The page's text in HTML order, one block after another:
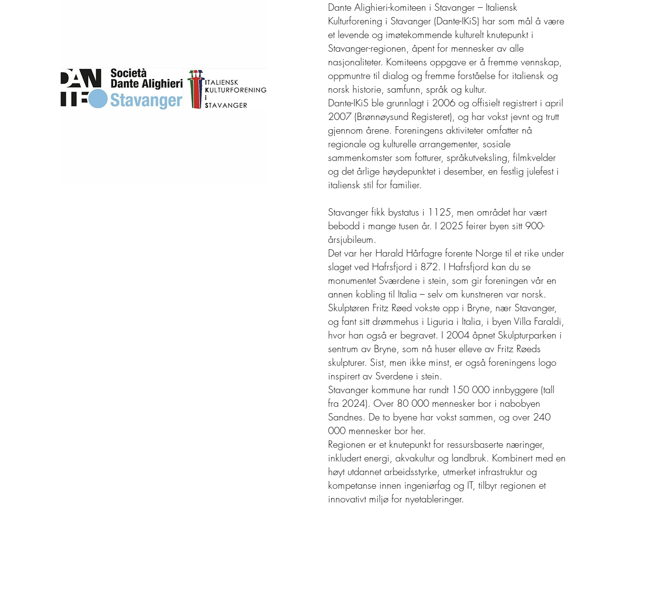
Dante Alighieri-komiteen i Stavanger – Italiensk
Kulturforening i Stavanger (Dante-IKiS) har som mål å være
et levende og imøtekommende kulturelt knutepunkt i
Stavanger-regionen, åpent for mennesker av alle
nasjonaliteter. Komiteens oppgave er å fremme vennskap,
oppmuntre til dialog og fremme forståelse for italiensk og
norsk historie, samfunn, språk og kultur.
Dante-IKiS ble grunnlagt i 2006 og offisielt registrert i april
2007 (Brønnøysund Registeret), og har vokst jevnt og trutt
gjennom årene. Foreningens aktiviteter omfatter nå
regionale og kulturelle arrangementer, sosiale
sammenkomster som fotturer, språkutveksling, filmkvelder
og det årlige høydepunktet i desember, en festlig julefest i
italiensk stil for familier.
Stavanger fikk bystatus i 1125, men området har vært
bebodd i mange tusen år. I 2025 feirer byen sitt 900-
årsjubileum.
Det var her Harald Hårfagre forente Norge til et rike under
slaget ved Hafrsfjord i 872. I Hafrsfjord kan du se
monumentet Sværdene i stein, som gir foreningen vår en
annen kobling til Italia – selv om kunstneren var norsk.
Skulptøren Fritz Røed vokste opp i Bryne, nær Stavanger,
og fant sitt drømmehus i Liguria i Italia, i byen Villa Faraldi,
hvor han også er begravet. I 2004 åpnet Skulpturparken i
sentrum av Bryne, som nå huser elleve av Fritz Røeds
skulpturer. Sist, men ikke minst, er også foreningens logo
inspirert av Sverdene i stein.
Stavanger kommune har rundt 150 000 innbyggere (tall
fra 2024). Over 80 000 mennesker bor i nabobyen
Sandnes. De to byene har vokst sammen, og over 240
000 mennesker bor her.
Regionen er et knutepunkt for ressursbaserte næringer,
inkludert energi, akvakultur og landbruk. Kombinert med en
høyt utdannet arbeidsstyrke, utmerket infrastruktur og
kompetanse innen ingeniørfag og IT, tilbyr regionen et
innovativt miljø for nyetableringer.